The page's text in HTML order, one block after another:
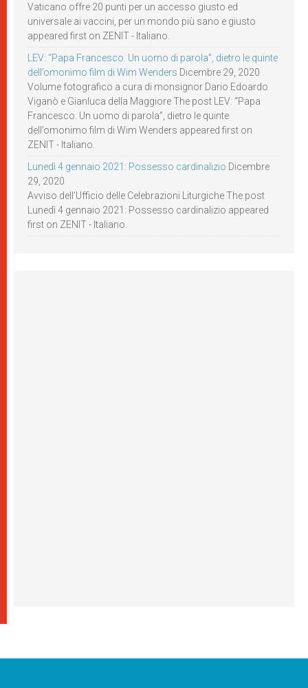
Vaticano offre 20 punti per un accesso giusto ed
universale ai vaccini, per un mondo più sano e giusto
appeared first on ZENIT - Italiano.
LEV: “Papa Francesco. Un uomo di parola”, dietro le quinte
dell’omonimo film di Wim Wenders Dicembre 29, 2020
Volume fotografico a cura di monsignor Dario Edoardo
Viganò e Gianluca della Maggiore The post LEV: “Papa
Francesco. Un uomo di parola”, dietro le quinte
dell’omonimo film di Wim Wenders appeared first on
ZENIT - Italiano.
Lunedì 4 gennaio 2021: Possesso cardinalizio Dicembre
29, 2020
Avviso dell’Ufficio delle Celebrazioni Liturgiche The post
Lunedì 4 gennaio 2021: Possesso cardinalizio appeared
first on ZENIT - Italiano.